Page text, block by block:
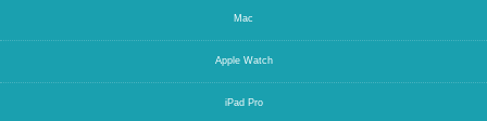
Mac
Apple Watch
iPad Pro